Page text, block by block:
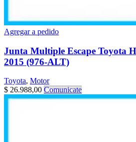
Agregar a pedido
Junta Multiple Escape Toyota
2015 (976-ALT)
Toyota, Motor
$ 26.988,00 Comunicate